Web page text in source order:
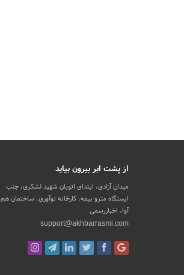
از پشت ابر بیرون بیاید
میدان آزادی، ابتدای اتوبان شهید لشکری، جنب
ایستگاه مترو بیمه، کارخانه نوآوری، ساختمان هم
آوا، اخباررسمی
support@akhbarrasmi.com